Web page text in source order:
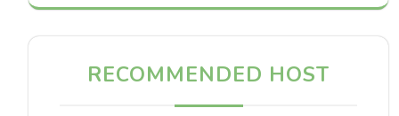
RECOMMENDED HOST